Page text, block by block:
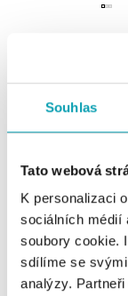
Souhlas
Tato webová
K personalizaci
sociálních médií
soubory cookie.
sdílíme se
analýzy.
od 52 127 Kč